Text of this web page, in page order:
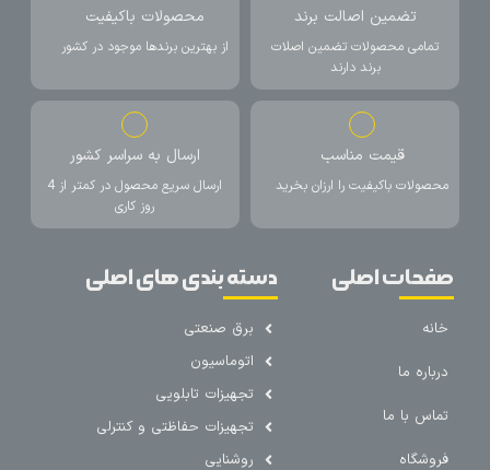
تضمین اصالت برند
تمامی محصولات تضمین اصلات
برند دارند
محصولات باکیفیت
از بهترین برندها موجود در کشور
قیمت مناسب
محصولات باکیفیت را ارزان بخرید
ارسال به سراسر کشور
ارسال سریع محصول در کمتر از 4
روز کاری
صفحات اصلی
خانه
درباره ما
تماس با ما
فروشگاه
دسته بندی های اصلی
برق صنعتی
اتوماسیون
تجهیزات تابلویی
تجهیزات حفاظتی و کنترلی
روشنایی